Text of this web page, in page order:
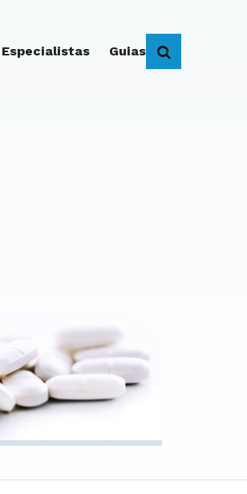
Especialistas Guias BUSCAR